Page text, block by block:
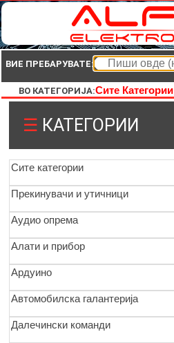
ВИЕ ПРЕБАРУВАТЕ:
ВО КАТЕГОРИЈА:Сите Категории
☰ КАТЕГОРИИ
Сите категории
Прекинувачи и утичници
Аудио опрема
Алати и прибор
Ардуино
Автомобилска галантерија
Далечински команди